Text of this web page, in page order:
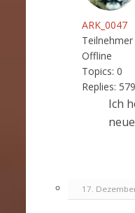
ARK_0047
Teilnehmer
Offline
Topics: 0
Replies: 579
Ich
17.